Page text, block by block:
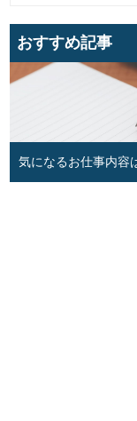
おすすめ記事
気になるお仕事内容